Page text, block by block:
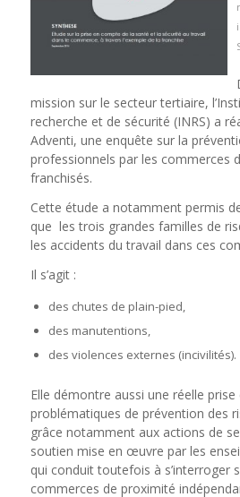
mission sur le secteur tertiaire,
recherche et de sécurité (INRS) a
Adventi, une enquête sur la
professionnels par les commerces
franchisés.
Cette étude a notamment permis
que les trois grandes familles de
les accidents du travail dans ces
Il s’agit :
des chutes de plain-pied,
des manutentions,
des violences externes (incivilités).
Elle démontre aussi une réelle
problématiques de prévention des
grâce notamment aux actions de
soutien mise en œuvre par les
qui conduit toutefois à s’interroger
commerces de proximité